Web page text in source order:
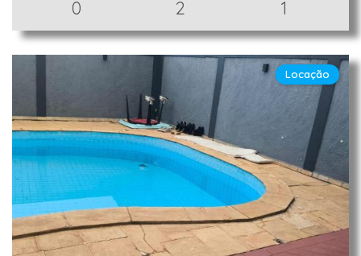
0 2 1
Locação